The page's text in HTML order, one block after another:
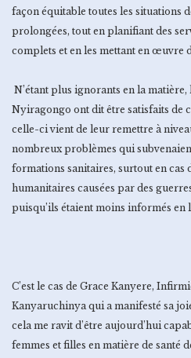
façon équitable toutes les situations
prolongées, tout en planifiant des
complets et en les mettant en œuvre
N’étant plus ignorants en la matière,
Nyiragongo ont dit être satisfaits de
celle-ci vient de leur remettre à
nombreux problèmes qui
formations sanitaires, surtout en cas
humanitaires causées par des
puisqu’ils étaient moins informés en
C’est le cas de Grace Kanyere,
Kanyaruchinya qui a manifesté sa
cela me ravit d’être aujourd’hui
femmes et filles en matière de santé